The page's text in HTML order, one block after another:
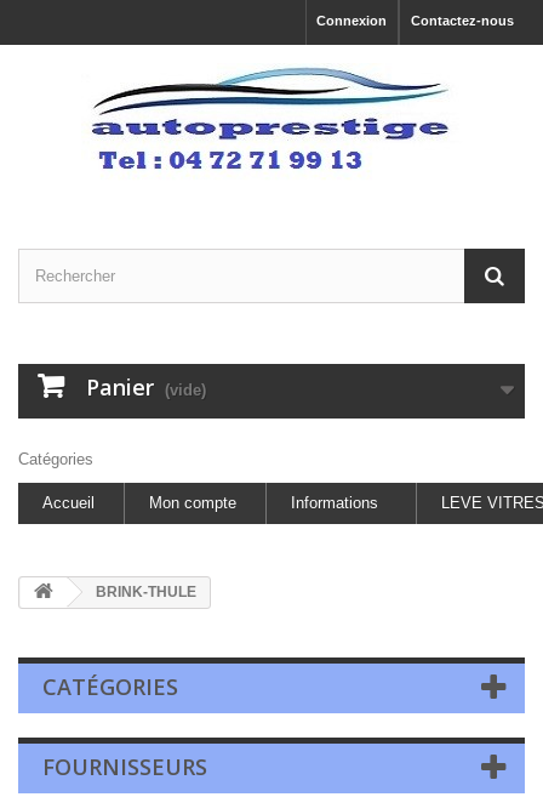
Contactez-nous
Connexion
Panier (vide)
Catégories
Accueil Mon compte Informations LEVE
BRINK-THULE
CATÉGORIES
FOURNISSEURS